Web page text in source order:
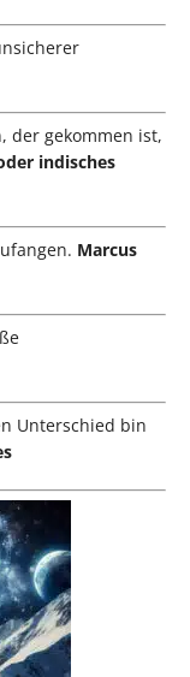
der gekommen ist,
indisches
Marcus
Unterschied bin